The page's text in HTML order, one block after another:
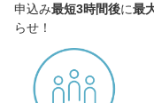
申込み最短3時間後に最
らせ！